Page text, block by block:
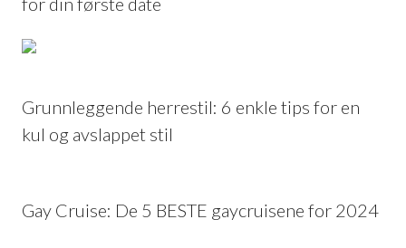
Grunnleggende herrestil: 6 enkle tips for en
kul og avslappet stil
Gay Cruise: De 5 BESTE gaycruisene for 2024